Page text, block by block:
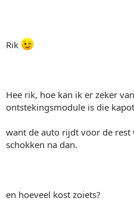
Rik
Hee rik, hoe kan ik er zeker
ontstekingsmodule is die
want de auto rijdt voor de rest
schokken na dan.
en hoeveel kost zoiets?